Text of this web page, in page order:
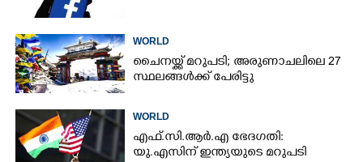
WORLD
ചൈനയ്ക്ക് മറുപടി; അരുണാചലിലെ 27
സ്ഥലങ്ങൾക്ക് പേരിട്ടു
WORLD
എഫ്.സി.ആർ.എ ഭേദഗതി:
യു.എസിന് ഇന്ത്യയുടെ മറുപടി